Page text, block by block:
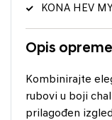
KONA HEV
Opis opreme
Kombinirajte
rubovi u boji
prilagođen